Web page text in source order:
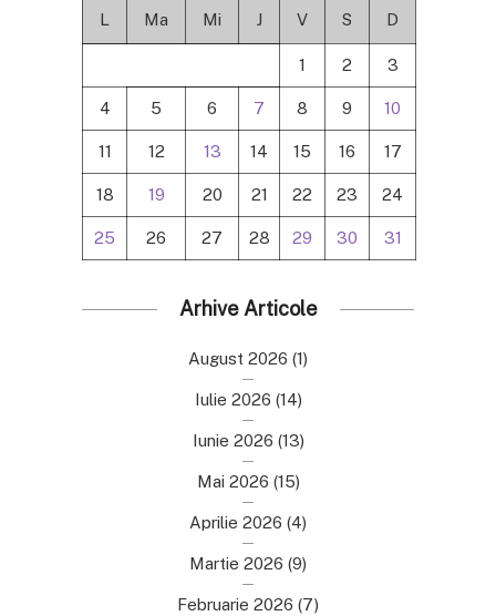
L Ma Mi J V S D
1 2 3
4 5 6 7 8 9 10
11 12 13 14 15 16 17
18 19 20 21 22 23 24
25 26 27 28 29 30 31
Arhive Articole
August 2026 (1)
Iulie 2026 (14)
Iunie 2026 (13)
Mai 2026 (15)
Aprilie 2026 (4)
Martie 2026 (9)
Februarie 2026 (7)